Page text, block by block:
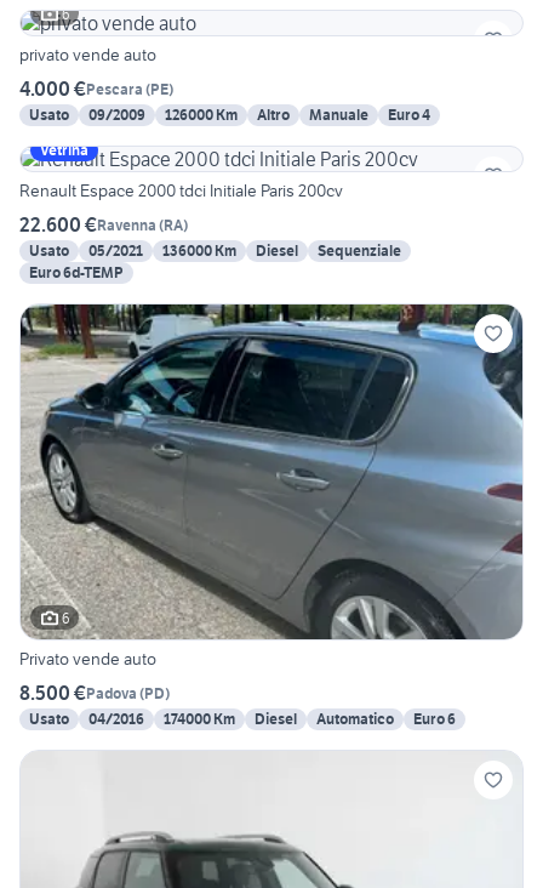
6
privato vende auto
4.000 €Pescara (PE)
Usato
09/2009 126000 Km Altro Manuale
Euro 4
Vetrina
Renault Espace 2000 tdci Initiale Paris 200cv
22.600 €Ravenna (RA)
Usato
05/2021 136000 Km Diesel
Sequenziale
Euro 6d-TEMP
6
Privato vende auto
8.500 €Padova (PD)
Usato
04/2016 174000 Km Diesel Automatico Euro 6